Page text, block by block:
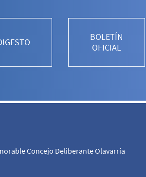
BOLETÍN
OFICIAL
Concejo Deliberante Olavarría